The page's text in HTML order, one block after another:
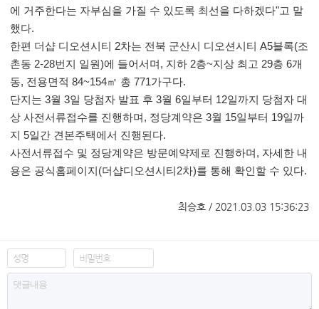
에 거주한다는 자부심을 가질 수 있도록 최선을 다하겠다"고 말
했다.
한편 더샵 디오션시티 2차는 전북 군산시 디오션시티 A5블록(조
촌동 2-28번지 일원)에 들어서며, 지하 2층~지상 최고 29층 6개
동, 전용면적 84~154㎡ 총 771가구다.
단지는 3월 3일 당첨자 발표 후 3월 6일부터 12일까지 당첨자 대
상 사전서류접수를 진행하며, 정당계약은 3월 15일부터 19일까
지 5일간 견본주택에서 진행된다.
사전서류접수 및 정당계약은 방문예약제로 진행하며, 자세한 내
용은 공식홈페이지(더샵디오션시티2차)를 통해 확인할 수 있다.
최승호 / 2021.03.03 15:36:23